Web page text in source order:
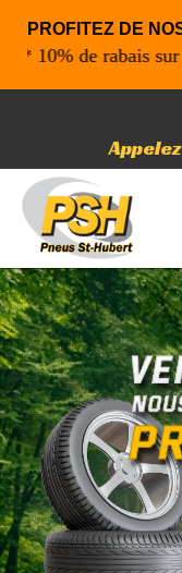
PROFITEZ DE
de rabais sur vos